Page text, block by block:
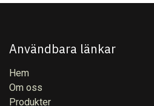
Användbara länkar
Hem
Om oss
Produkter